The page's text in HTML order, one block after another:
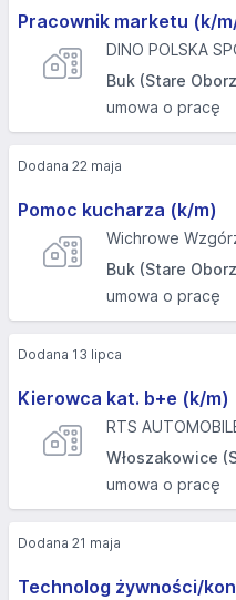
Pracownik marketu (k/
DINO POLSKA
Buk (Stare
umowa o pracę
Pomoc kucharza (k/m)
Wichrowe
Buk (Stare
umowa o pracę
Dodana 22 maja
Kierowca kat. b+e (k/m)
RTS
Włoszakowice
umowa o pracę
Dodana 13 lipca
Technolog żywności/
Dodana 21 maja